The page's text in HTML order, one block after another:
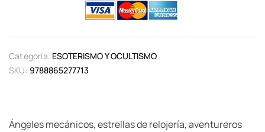
Categoría: ESOTERISMO Y OCULTISMO
SKU: 9788865277713
Ángeles mecánicos, estrellas de relojería, aventureros